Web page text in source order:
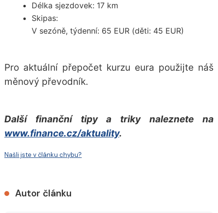
Délka sjezdovek: 17 km
Skipas:
V sezóně, týdenní: 65 EUR (děti: 45 EUR)
Pro aktuální přepočet kurzu eura použijte náš
měnový převodník.
Další finanční tipy a triky naleznete na
www.finance.cz/aktuality.
Našli jste v článku chybu?
Autor článku